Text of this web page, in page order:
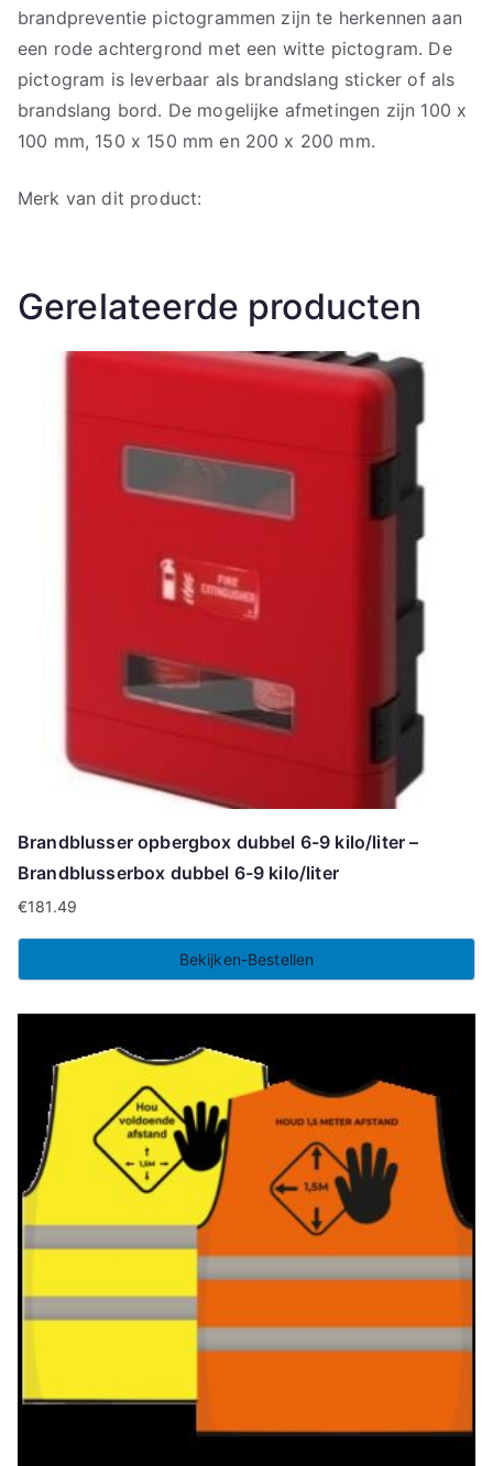
brandpreventie pictogrammen zijn te herkennen aan
een rode achtergrond met een witte pictogram. De
pictogram is leverbaar als brandslang sticker of als
brandslang bord. De mogelijke afmetingen zijn 100 x
100 mm, 150 x 150 mm en 200 x 200 mm.
Merk van dit product:
Gerelateerde producten
Brandblusser opbergbox dubbel 6-9 kilo/liter –
Brandblusserbox dubbel 6-9 kilo/liter
€181.49
Bekijken-Bestellen